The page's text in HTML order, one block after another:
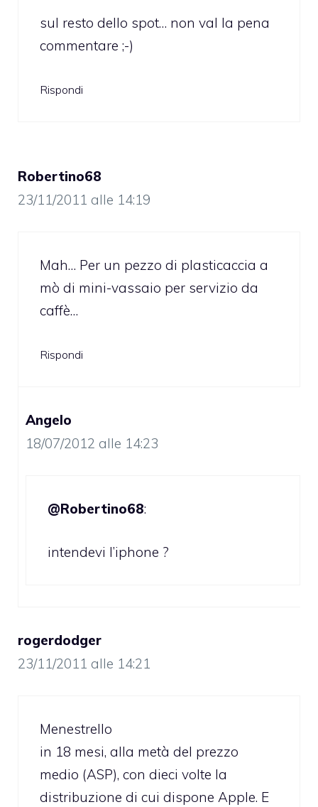
sul resto dello spot… non val la pena
commentare ;-)
Rispondi
Robertino68
23/11/2011 alle 14:19
Mah… Per un pezzo di plasticaccia a
mò di mini-vassaio per servizio da
caffè…
Rispondi
Angelo
18/07/2012 alle 14:23
@Robertino68:
intendevi l’iphone ?
rogerdodger
23/11/2011 alle 14:21
Menestrello
in 18 mesi, alla metà del prezzo
medio (ASP), con dieci volte la
distribuzione di cui dispone Apple. E